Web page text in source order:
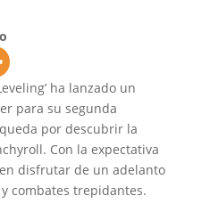
ha lanzado un
para su segunda
por descubrir la
Con la expectativa
disfrutar de un adelanto
combates trepidantes.